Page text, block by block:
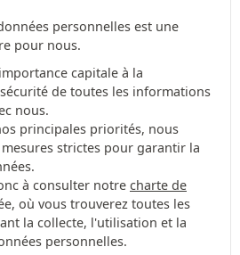
personnelles est une
pour nous.
capitale à la
de toutes les informations
nous.
principales priorités, nous
strictes pour garantir la
à consulter notre charte de
où vous trouverez toutes les
la collecte, l'utilisation et la
personnelles.